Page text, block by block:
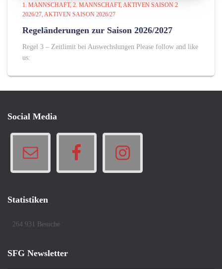
1. MANNSCHAFT 2. MANNSCHAFT AKTIVEN SAISON 2
2026/27 AKTIVEN SAISON 2026/27
Regeländerungen zur Saison 2026/2027
Regel 3 – Zeitlimit bei Auswechslungen Please follow and like
us:
Social Media
Statistiken
264.931 Besuche
SFG Newsletter